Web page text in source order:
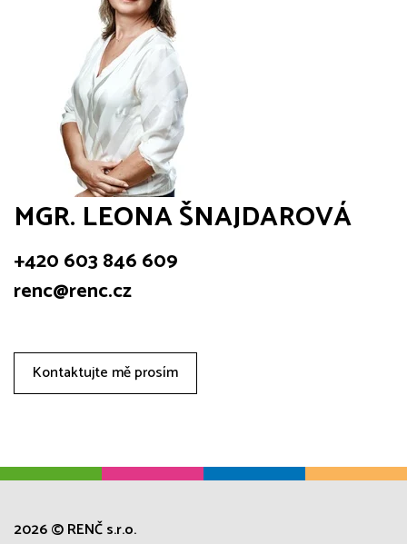
MGR. LEONA ŠNAJDAROVÁ
+420 603 846 609
renc@renc.cz
Kontaktujte mě prosím
2026 © RENČ s.r.o.